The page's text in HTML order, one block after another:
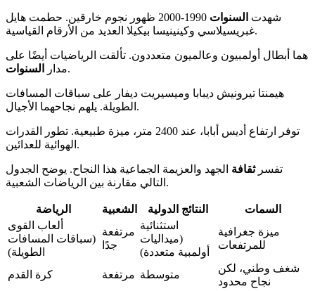
شهدت السنوات
1990-2000 ظهور نجوم خارقين. حطمت هايل
غبريسيلاسي وكينينيسا بيكيلا العديد من الأرقام القياسية.
هما أبطال أولمبيون وعالميون متعددون. تألقت الرياضيات أيضًا على
مدار
السنوات .
هيمنتا تيرونيش ديبابا وميسيريت ديفار على سباقات المسافات
الطويلة. يلهم نجاحهما الأجيال.
توفر ارتفاع أديس أبابا، عند 2400 متر، ميزة طبيعية. تطور القدرات
الهوائية للعدائين.
تفسرثقافة الجهد والعزيمة الجماعية هذا النجاح. يوضح الجدول
التالي مقارنة بين الرياضات الشعبية.
الرياضة الشعبية النتائج الدولية
السمات
ألعاب القوى
(سباقات المسافات
الطويلة)
مرتفعة
جدًا
استثنائية
(ميداليات
أولمبية متعددة)
ميزة جغرافية
للمرتفعات
كرة القدم مرتفعة متوسطة
شغف وطني، لكن
نجاح محدود